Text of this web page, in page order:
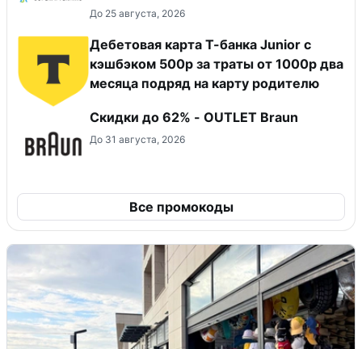
До 25 августа, 2026
Дебетовая карта Т-банка Junior с
кэшбэком 500р за траты от 1000р два
месяца подряд на карту родителю
Скидки до 62% - OUTLET Braun
До 31 августа, 2026
Все промокоды